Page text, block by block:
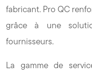
fabricant. Pro QC
grâce à une
fournisseurs.
La gamme de